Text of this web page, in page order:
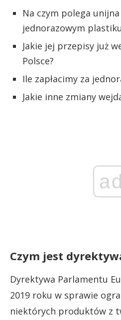
Na czym polega
jednorazowym plastiku
Jakie jej przepisy już
Polsce?
Ile zapłacimy za
Jakie inne zmiany
ad
Czym jest
Dyrektywa Parlamentu
2019 roku w sprawie
niektórych produktów z